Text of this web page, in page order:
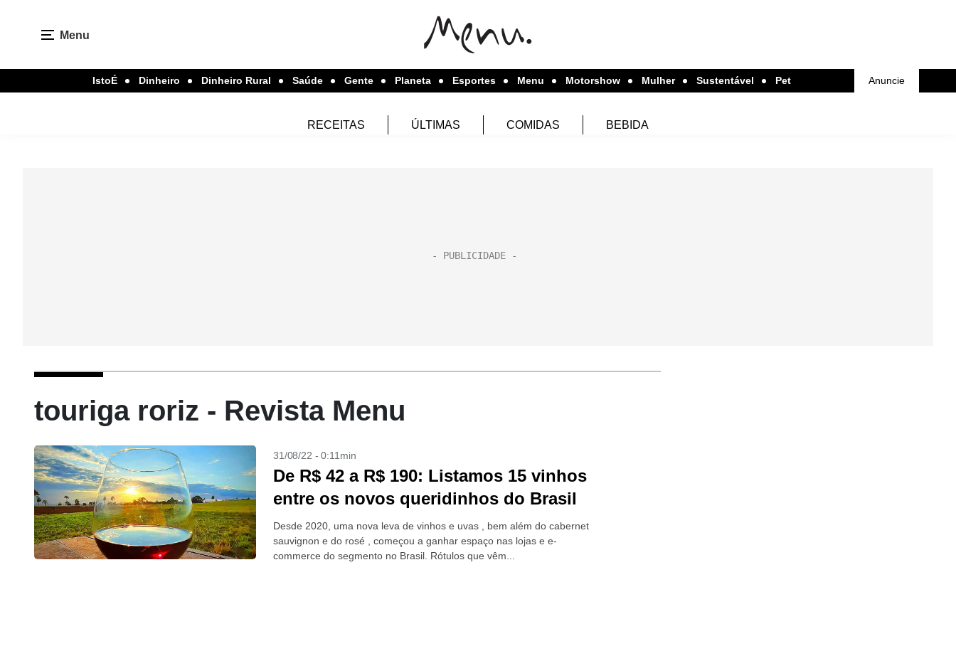
Menu
IstoÉ Dinheiro Dinheiro Rural Saúde Gente Planeta Esportes Menu Motorshow Mulher Sustentável Pet Anuncie
RECEITAS ÚLTIMAS COMIDAS BEBIDA
touriga roriz - Revista Menu
31/08/22 - 0:11min
De R$ 42 a R$ 190: Listamos 15 vinhos
entre os novos queridinhos do Brasil
Desde 2020, uma nova leva de vinhos e uvas , bem além do cabernet
sauvignon e do rosé , começou a ganhar espaço nas lojas e e-
commerce do segmento no Brasil. Rótulos que vêm...